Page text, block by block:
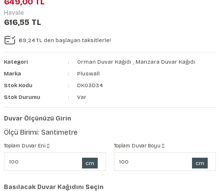
Duvar Kanvası
Havale
616,55 TL
69,24 TL den başlayan taksitlerle!
Kategori Orman Duvar Kağıdı , Manzara Duvar Kağıdı
Marka
Pluswall
Stok Kodu
DK03D34
Stok Durumu
Var
Duvar Ölçünüzü Girin
Ölçü Birimi: Santimetre
Toplam Duvar Eni
cm
Toplam Duvar Boyu
cm
Basılacak Duvar Kağıdını Seçin